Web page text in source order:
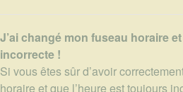
J’ai changé mon fuseau horaire
incorrecte !
Si vous êtes sûr d’avoir
horaire et que l’heure est toujours